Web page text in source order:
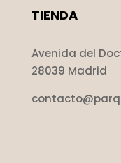
TIENDA
Avenida del
28039 Madrid